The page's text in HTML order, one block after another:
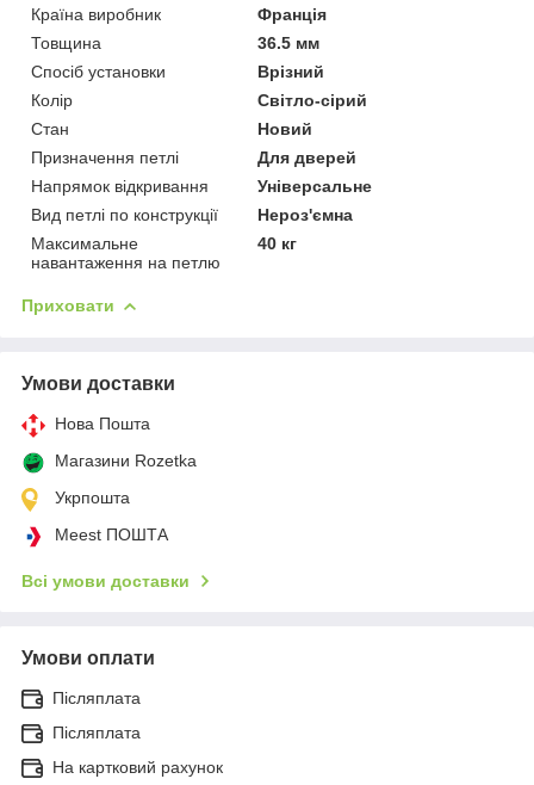
Країна виробник
Франція
Товщина
36.5 мм
Спосіб установки
Врізний
Колір
Світло-сірий
Стан
Новий
Призначення петлі
Для дверей
Напрямок відкривання
Універсальне
Вид петлі по конструкції
Нероз'ємна
Максимальне
навантаження на петлю
40 кг
Приховати
Умови доставки
Нова Пошта
Магазини Rozetka
Укрпошта
Meest ПОШТА
Всі умови доставки
Умови оплати
Післяплата
Післяплата
На картковий рахунок